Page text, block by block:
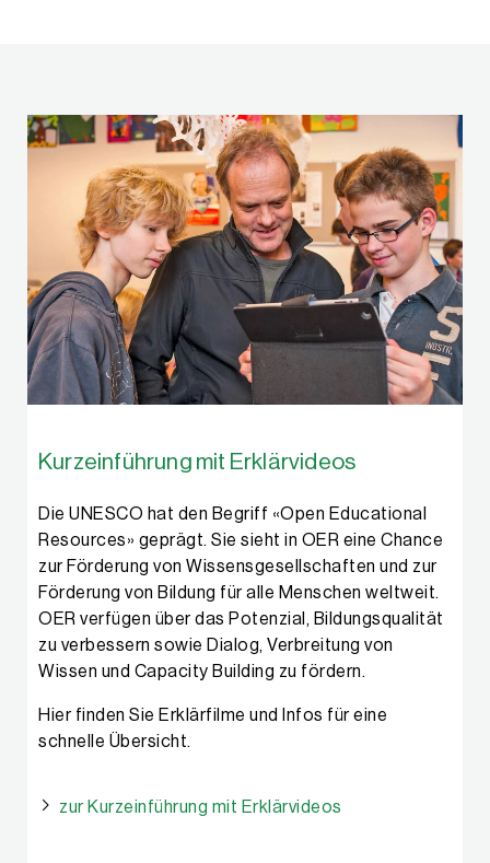
Kurzeinführung mit Erklärvideos
Die UNESCO hat den Begriff «Open Educational
Resources» geprägt. Sie sieht in OER eine Chance
zur Förderung von Wissensgesellschaften und zur
Förderung von Bildung für alle Menschen weltweit.
OER verfügen über das Potenzial, Bildungsqualität
zu verbessern sowie Dialog, Verbreitung von
Wissen und Capacity Building zu fördern.
Hier finden Sie Erklärfilme und Infos für eine
schnelle Übersicht.
zur Kurzeinführung mit Erklärvideos